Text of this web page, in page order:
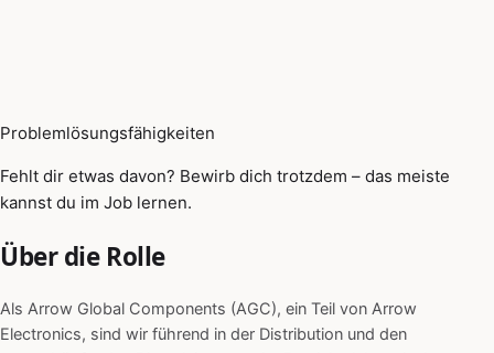
Problemlösungsfähigkeiten
Fehlt dir etwas davon? Bewirb dich trotzdem – das meiste
kannst du im Job lernen.
Über die Rolle
Als Arrow Global Components (AGC), ein Teil von Arrow
Electronics, sind wir führend in der Distribution und den